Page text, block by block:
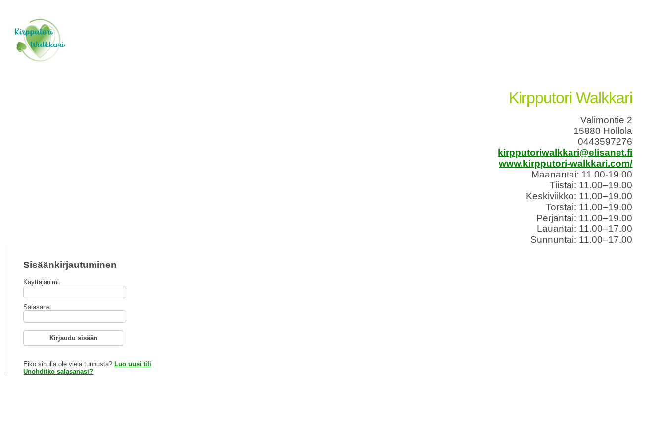
Kirpputori Walkkari
Valimontie 2
15880 Hollola
0443597276
kirpputoriwalkkari@elisanet.fi
www.kirpputori-walkkari.com/
Maanantai: 11.00-19.00
Tiistai: 11.00–19.00
Keskiviikko: 11.00–19.00
Torstai: 11.00–19.00
Perjantai: 11.00–19.00
Lauantai: 11.00–17.00
Sunnuntai: 11.00–17.00
Sisäänkirjautuminen
Käyttäjänimi:
Salasana:
Kirjaudu sisään
Eikö sinulla ole vielä tunnusta? Luo uusi tili
Unohditko salasanasi?